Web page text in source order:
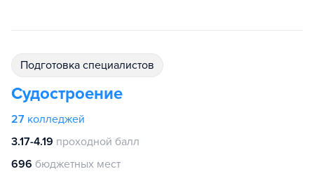
подготовка специалистов
Судостроение
27 колледжей
3.17-4.19 проходной балл
696 бюджетных мест